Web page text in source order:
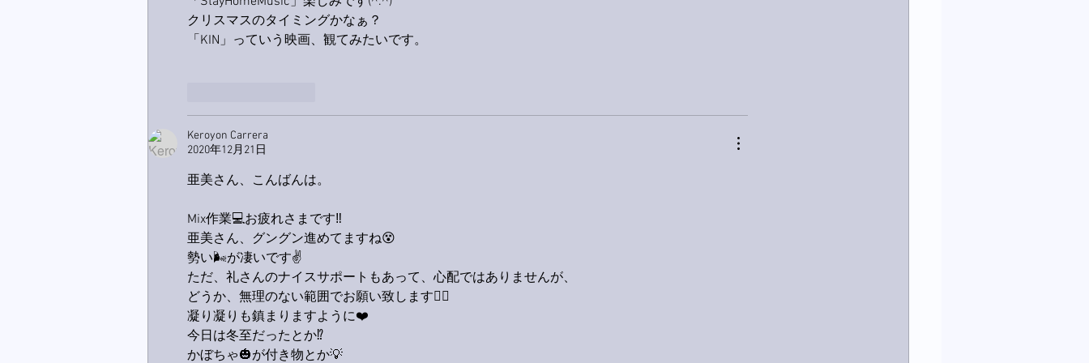
クリスマスのタイミングかなぁ？
「KIN」っていう映画、観てみたいです。
Keroyon Carrera
2020年12月21日
亜美さん、こんばんは。
Mix作業💻お疲れさまです‼️
亜美さん、グングン進めてますね😵
勢い🌬が凄いです✌️
ただ、礼さんのナイスサポートもあって、心配ではありませんが、
どうか、無理のない範囲でお願い致します🙋‍♂️
凝り凝りも鎮まりますように❤️
今日は冬至だったとか⁉️
かぼちゃ🎃が付き物とか💡